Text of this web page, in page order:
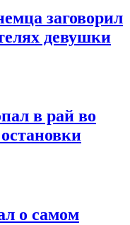
заговорил
девушки
в рай во
о самом